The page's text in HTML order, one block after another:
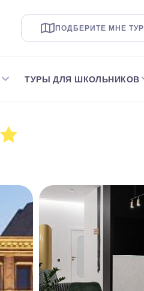
ПОДБЕРИТЕ МНЕ ТУР
ТУРЫ ДЛЯ ШКОЛЬНИКОВ